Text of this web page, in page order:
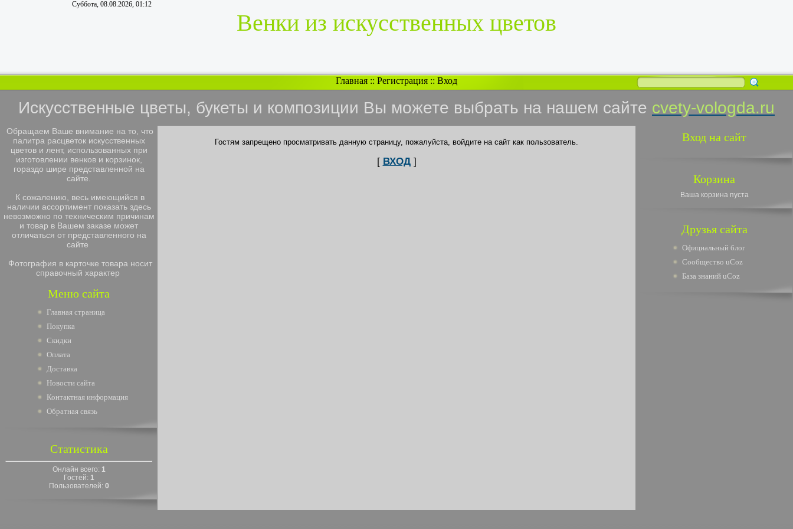
Суббота, 08.08.2026, 01:12
Венки из искусственных цветов
Главная :: Регистрация :: Вход
Искусственные цветы, букеты и композиции Вы можете выбрать на нашем сайте cvety-vologda.ru
Обращаем Ваше внимание на то, что
палитра расцветок искусственных
цветов и лент, использованных при
изготовлении венков и корзинок,
гораздо шире представленной на
сайте.
К сожалению, весь имеющийся в
наличии ассортимент показать здесь
невозможно по техническим причинам
и товар в Вашем заказе может
отличаться от представленного на
сайте
Фотография в карточке товара носит
справочный характер
Меню сайта
Главная страница
Покупка
Скидки
Оплата
Доставка
Новости сайта
Контактная информация
Обратная связь
Статистика
Онлайн всего: 1
Гостей: 1
Пользователей: 0
Гостям запрещено просматривать данную страницу, пожалуйста, войдите на сайт как пользователь.
[ ВХОД]
Вход на сайт
Корзина
Ваша корзина пуста
Друзья сайта
Официальный блог
Сообщество uCoz
База знаний uCoz